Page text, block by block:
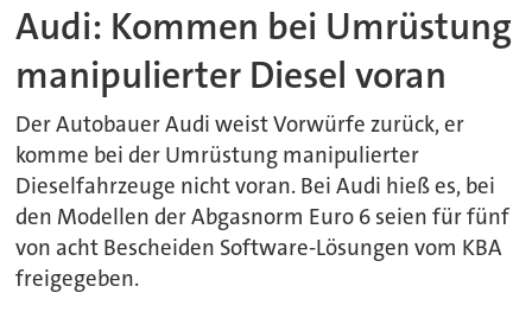
Audi: Kommen bei Umrüstung
manipulierter Diesel voran
Der Autobauer Audi weist Vorwürfe zurück, er
komme bei der Umrüstung manipulierter
Dieselfahrzeuge nicht voran. Bei Audi hieß es, bei
den Modellen der Abgasnorm Euro 6 seien für fünf
von acht Bescheiden Software-Lösungen vom KBA
freigegeben.